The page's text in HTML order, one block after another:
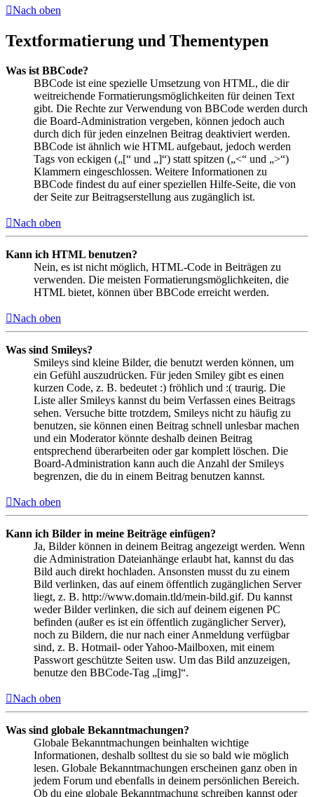
Nach oben
Textformatierung und Thementypen
Was ist BBCode?
BBCode ist eine spezielle Umsetzung von HTML, die dir
weitreichende Formatierungsmöglichkeiten für deinen Text
gibt. Die Rechte zur Verwendung von BBCode werden durch
die Board-Administration vergeben, können jedoch auch
durch dich für jeden einzelnen Beitrag deaktiviert werden.
BBCode ist ähnlich wie HTML aufgebaut, jedoch werden
Tags von eckigen („[“ und „]“) statt spitzen („<“ und „>“)
Klammern eingeschlossen. Weitere Informationen zu
BBCode findest du auf einer speziellen Hilfe-Seite, die von
der Seite zur Beitragserstellung aus zugänglich ist.
Nach oben
Kann ich HTML benutzen?
Nein, es ist nicht möglich, HTML-Code in Beiträgen zu
verwenden. Die meisten Formatierungsmöglichkeiten, die
HTML bietet, können über BBCode erreicht werden.
Nach oben
Was sind Smileys?
Smileys sind kleine Bilder, die benutzt werden können, um
ein Gefühl auszudrücken. Für jeden Smiley gibt es einen
kurzen Code, z. B. bedeutet :) fröhlich und :( traurig. Die
Liste aller Smileys kannst du beim Verfassen eines Beitrags
sehen. Versuche bitte trotzdem, Smileys nicht zu häufig zu
benutzen, sie können einen Beitrag schnell unlesbar machen
und ein Moderator könnte deshalb deinen Beitrag
entsprechend überarbeiten oder gar komplett löschen. Die
Board-Administration kann auch die Anzahl der Smileys
begrenzen, die du in einem Beitrag benutzen kannst.
Nach oben
Kann ich Bilder in meine Beiträge einfügen?
Ja, Bilder können in deinem Beitrag angezeigt werden. Wenn
die Administration Dateianhänge erlaubt hat, kannst du das
Bild auch direkt hochladen. Ansonsten musst du zu einem
Bild verlinken, das auf einem öffentlich zugänglichen Server
liegt, z. B. http://www.domain.tld/mein-bild.gif. Du kannst
weder Bilder verlinken, die sich auf deinem eigenen PC
befinden (außer es ist ein öffentlich zugänglicher Server),
noch zu Bildern, die nur nach einer Anmeldung verfügbar
sind, z. B. Hotmail- oder Yahoo-Mailboxen, mit einem
Passwort geschützte Seiten usw. Um das Bild anzuzeigen,
benutze den BBCode-Tag „[img]“.
Nach oben
Was sind globale Bekanntmachungen?
Globale Bekanntmachungen beinhalten wichtige
Informationen, deshalb solltest du sie so bald wie möglich
lesen. Globale Bekanntmachungen erscheinen ganz oben in
jedem Forum und ebenfalls in deinem persönlichen Bereich.
Ob du eine globale Bekanntmachung schreiben kannst oder